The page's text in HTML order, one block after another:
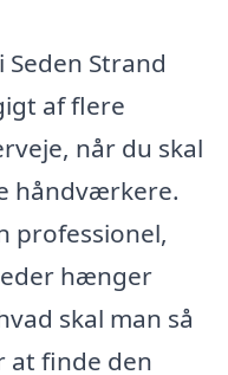
Strand
af flere
når du skal
håndværkere.
professionel,
hænger
skal man så
finde den